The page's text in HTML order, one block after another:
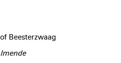
Beesterzwaag